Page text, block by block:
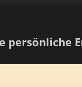
persönliche